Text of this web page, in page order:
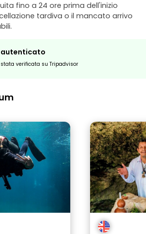
fino a 24 ore prima dell'inizio
tardiva o il mancato arrivo
verificata su Tripadvisor